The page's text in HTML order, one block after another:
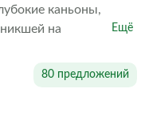
каньоны,
на
Кавказа,
то, о чём
Ещё
80 предложений